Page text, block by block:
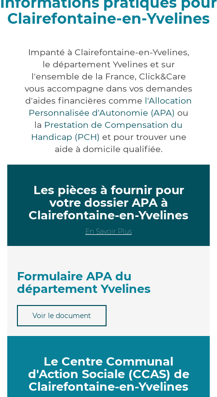
Clairefontaine-en-Yvelines
Impanté à Clairefontaine-en-Yvelines,
le département Yvelines et sur
l'ensemble de la France, Click&Care
vous accompagne dans vos demandes
d'aides financières comme l'Allocation
Personnalisée d'Autonomie (APA) ou
la Prestation de Compensation du
Handicap (PCH) et pour trouver une
aide à domicile qualifiée.
Les pièces à fournir pour
votre dossier APA à
Clairefontaine-en-Yvelines
En Savoir Plus
Formulaire APA du
département Yvelines
Voir le document
Le Centre Communal
d'Action Sociale (CCAS) de
Clairefontaine-en-Yvelines